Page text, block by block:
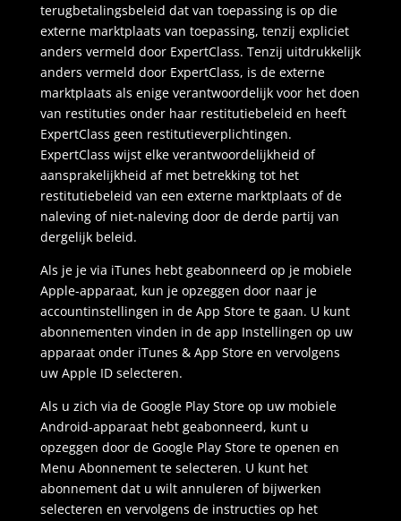
terugbetalingsbeleid dat van toepassing is op die
externe marktplaats van toepassing, tenzij expliciet
anders vermeld door ExpertClass. Tenzij uitdrukkelijk
anders vermeld door ExpertClass, is de externe
marktplaats als enige verantwoordelijk voor het doen
van restituties onder haar restitutiebeleid en heeft
ExpertClass geen restitutieverplichtingen.
ExpertClass wijst elke verantwoordelijkheid of
aansprakelijkheid af met betrekking tot het
restitutiebeleid van een externe marktplaats of de
naleving of niet-naleving door de derde partij van
dergelijk beleid.
Als je je via iTunes hebt geabonneerd op je mobiele
Apple-apparaat, kun je opzeggen door naar je
accountinstellingen in de App Store te gaan. U kunt
abonnementen vinden in de app Instellingen op uw
apparaat onder iTunes & App Store en vervolgens
uw Apple ID selecteren.
Als u zich via de Google Play Store op uw mobiele
Android-apparaat hebt geabonneerd, kunt u
opzeggen door de Google Play Store te openen en
Menu Abonnement te selecteren. U kunt het
abonnement dat u wilt annuleren of bijwerken
selecteren en vervolgens de instructies op het